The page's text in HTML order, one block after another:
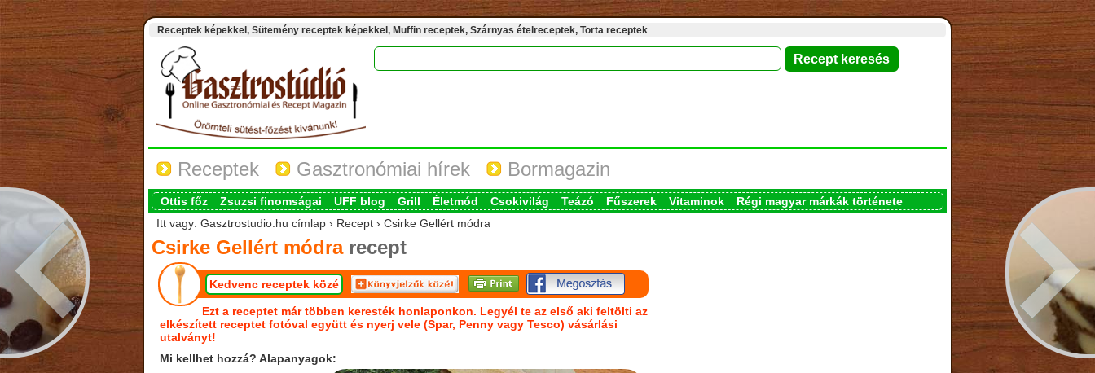
Receptek képekkel, Sütemény receptek képekkel, Muffin receptek, Szárnyas ételreceptek, Torta receptek
Receptek Gasztronómiai hírek Bormagazin
Ottis főz Zsuzsi finomságai UFF blog Grill Életmód Csokivilág Teázó Fűszerek Vitaminok
Régi magyar márkák története
Itt vagy: Gasztrostudio.hu címlap › Recept › Csirke Gellért módra
Csirke Gellért módrarecept
Kedvenc receptek közé
Ezt a receptet már többen keresték honlaponkon. Legyél te az első aki feltölti az
elkészített receptet fotóval együtt és nyerj vele (Spar, Penny vagy Tesco) vásárlási
utalványt!
Mi kellhet hozzá? Alapanyagok: